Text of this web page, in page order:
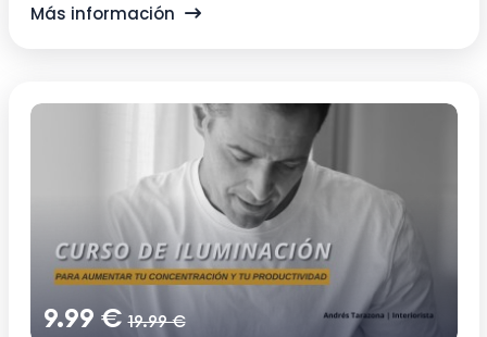
Más información
9.99 €19.99 €